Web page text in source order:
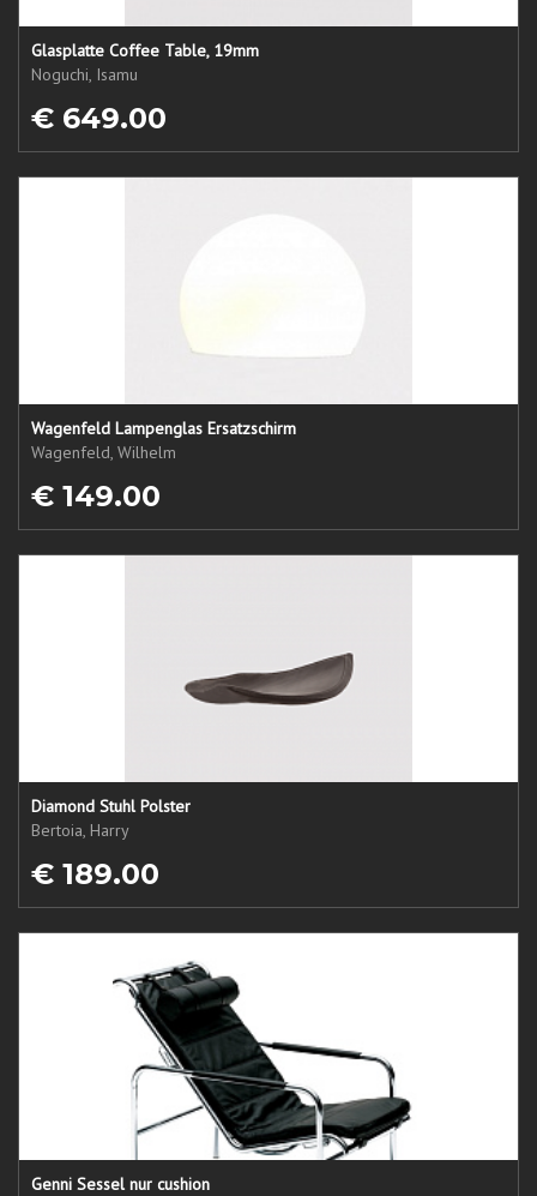
Glasplatte Coffee Table, 19mm
Noguchi, Isamu
€ 649.00
Wagenfeld Lampenglas Ersatzschirm
Wagenfeld, Wilhelm
€ 149.00
Diamond Stuhl Polster
Bertoia, Harry
€ 189.00
Genni Sessel nur cushion